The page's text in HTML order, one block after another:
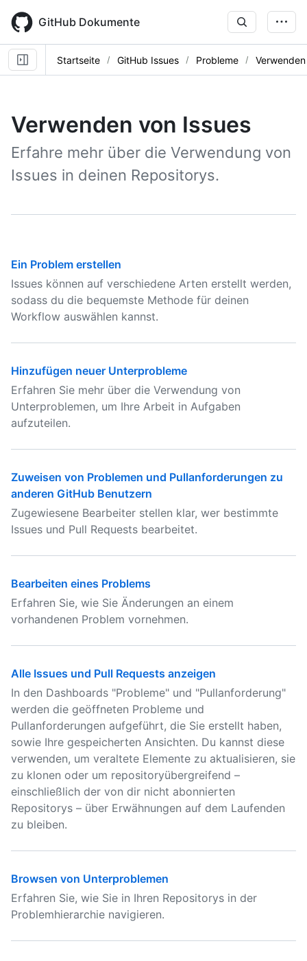
main
content
GitHub Dokumente
Startseite GitHub Issues Probleme
Verwenden von Issues
Erfahre mehr über die Verwendung von
Issues in deinen Repositorys.
Ein Problem erstellen
Issues können auf verschiedene Arten erstellt werden,
sodass du die bequemste Methode für deinen
Workflow auswählen kannst.
Hinzufügen neuer Unterprobleme
Erfahren Sie mehr über die Verwendung von
Unterproblemen, um Ihre Arbeit in Aufgaben
aufzuteilen.
Zuweisen von Problemen und Pullanforderungen zu
anderen GitHub Benutzern
Zugewiesene Bearbeiter stellen klar, wer bestimmte
Issues und Pull Requests bearbeitet.
Bearbeiten eines Problems
Erfahren Sie, wie Sie Änderungen an einem
vorhandenen Problem vornehmen.
Alle Issues und Pull Requests anzeigen
In den Dashboards "Probleme" und "Pullanforderung"
werden die geöffneten Probleme und
Pullanforderungen aufgeführt, die Sie erstellt haben,
sowie Ihre gespeicherten Ansichten. Du kannst diese
verwenden, um veraltete Elemente zu aktualisieren, sie
zu klonen oder um repositoryübergreifend –
einschließlich der von dir nicht abonnierten
Repositorys – über Erwähnungen auf dem Laufenden
zu bleiben.
Browsen von Unterproblemen
Erfahren Sie, wie Sie in Ihren Repositorys in der
Problemhierarchie navigieren.